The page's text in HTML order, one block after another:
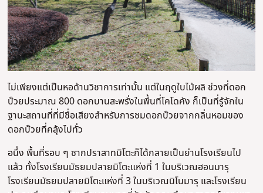
ไม่เพียงแต่เป็นหอด้านวิชาการเท่านั้น แต่ในฤดูใบไม้ผลิ ช่วงที่ดอก
บ๊วยประมาณ 800 ดอกบานสะพรั่งในพื้นที่โคโดคัง ก็เป็นที่รู้จักใน
ฐานะสถานที่ที่มีชื่อเสียงสำหรับการชมดอกบ๊วยจากกลิ่นหอมของ
ดอกบ๊วยที่คลุ้งไปทั่ว
อนึ่ง พื้นที่รอบ ๆ ซากปราสาทมิโตะก็ได้กลายเป็นย่านโรงเรียนไป
แล้ว ทั้งโรงเรียนมัธยมปลายมิโตะแห่งที่ 1 ในบริเวณฮอนมารุ
โรงเรียนมัธยมปลายมิโตะแห่งที่ 3 ในบริเวณนิโนมารุ และโรงเรียน